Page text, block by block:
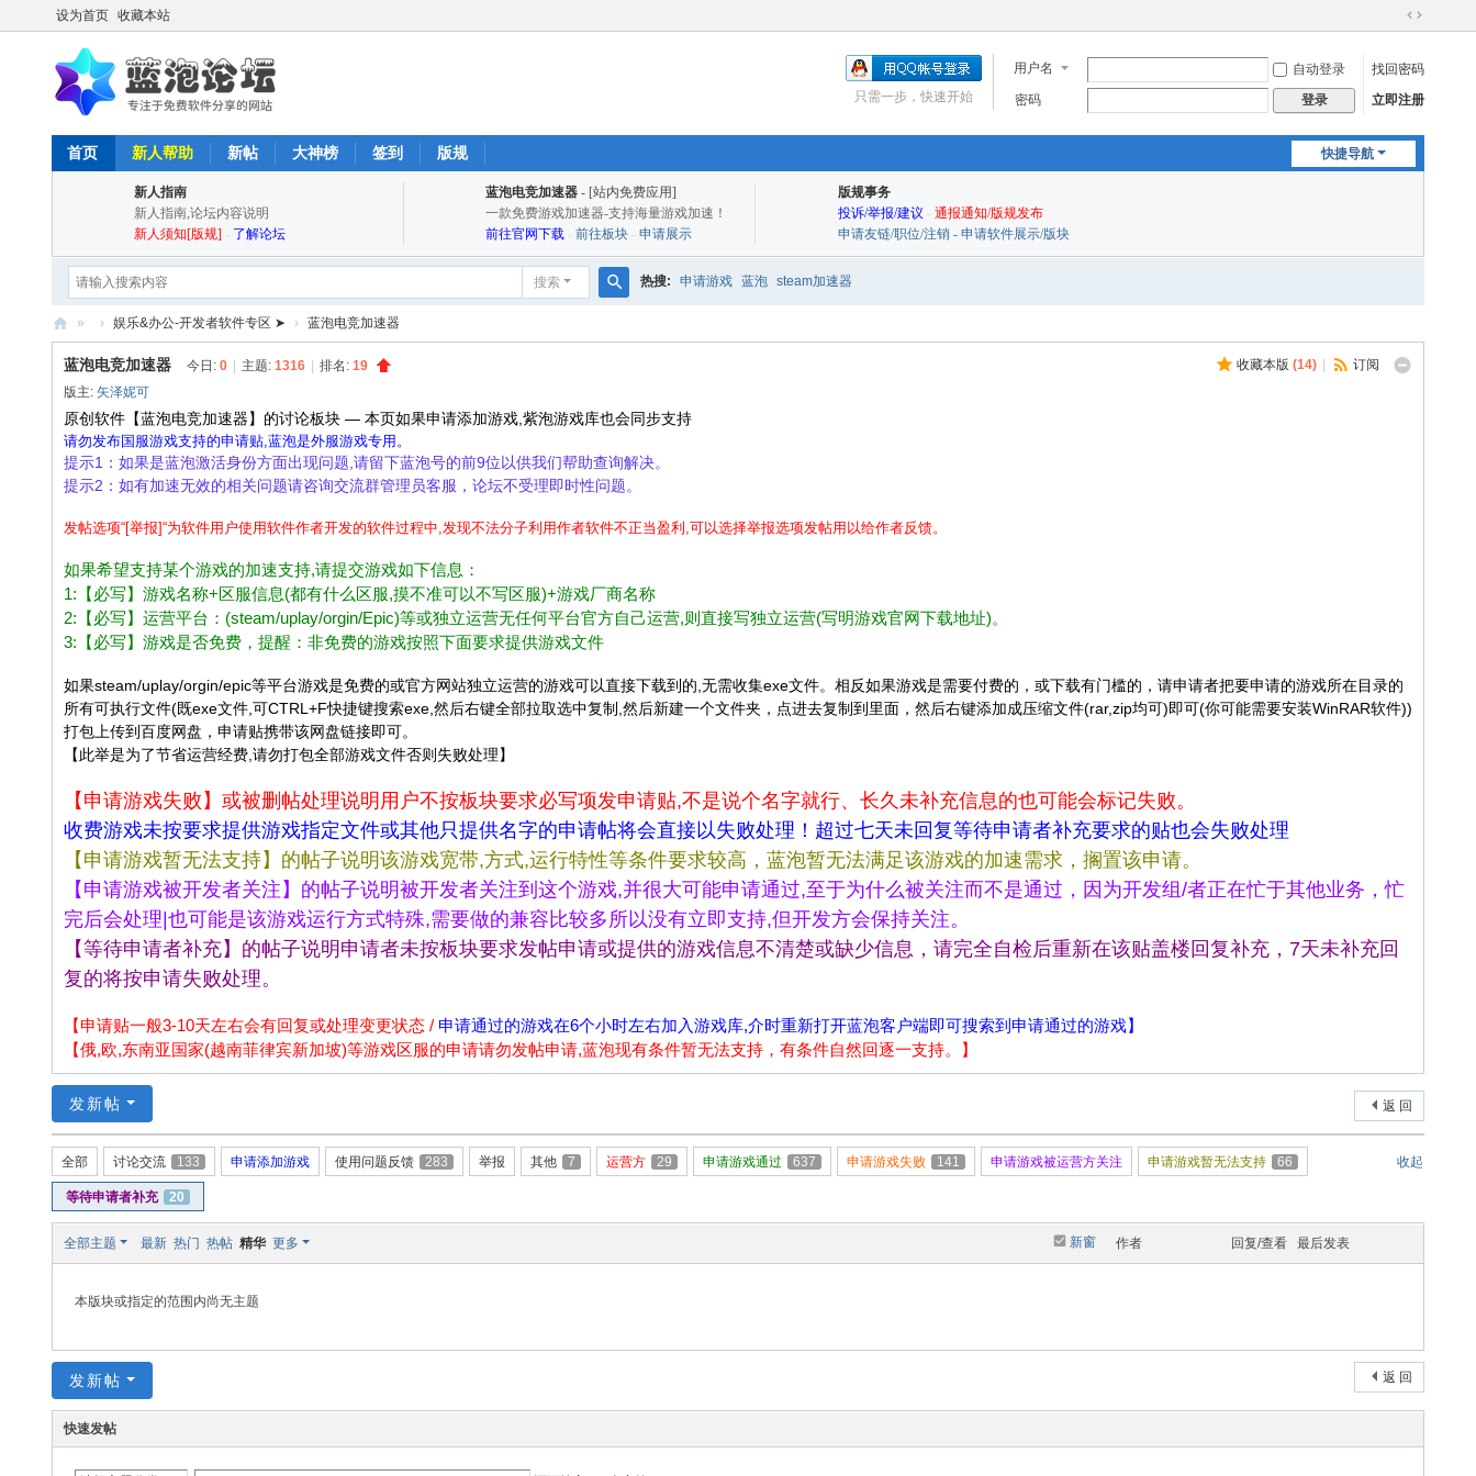
设为首页 收藏本站
切
到
宽
用户名 自动登录
找回密码
密码
登录 立即注册
只需一步，快速开始
快捷导航
首页 新人帮助 新帖 大神榜 签到 版规
新人指南
新人指南,论坛内容说明
新人须知[版规] - 了解论坛
蓝泡电竞加速器 - [站内免费应用]
一款免费游戏加速器-支持海量游戏加速！
前往官网下载 - 前往板块 - 申请展示
版规事务
投诉/举报/建议 - 通报通知/版规发布
申请友链/职位/注销 - 申请软件展示/版块
搜索
索
热搜: 申请游戏 蓝泡 steam加速器
蓝
泡
论
坛
娱
乐
软
学
习
论
bs
np
et
» › 娱乐&办公-开发者软件专区 ➤ › 蓝泡电竞加速器
收藏本版 (14) 订阅
蓝泡电竞加速器 今日: 0 主题: 1316 排名: 19
版主: 矢泽妮可
原创软件【蓝泡电竞加速器】的讨论板块 — 本页如果申请添加游戏,紫泡游戏库也会同步支持
请勿发布国服游戏支持的申请贴,蓝泡是外服游戏专用。
提示1：如果是蓝泡激活身份方面出现问题,请留下蓝泡号的前9位以供我们帮助查询解决。
提示2：如有加速无效的相关问题请咨询交流群管理员客服，论坛不受理即时性问题。
发帖选项“[举报]“为软件用户使用软件作者开发的软件过程中,发现不法分子利用作者软件不正当盈利,可以选择举报选项发帖用以给作者反馈。
如果希望支持某个游戏的加速支持,请提交游戏如下信息：
1:【必写】游戏名称+区服信息(都有什么区服,摸不准可以不写区服)+游戏厂商名称
2:【必写】运营平台：(steam/uplay/orgin/Epic)等或独立运营无任何平台官方自己运营,则直接写独立运营(写明游戏官网下载地址)。
3:【必写】游戏是否免费，提醒：非免费的游戏按照下面要求提供游戏文件
如果steam/uplay/orgin/epic等平台游戏是免费的或官方网站独立运营的游戏可以直接下载到的,无需收集exe文件。相反如果游戏是需要付费的，或下载有门槛的，请申请者把要申请的游戏所在目录的
所有可执行文件(既exe文件,可CTRL+F快捷键搜索exe,然后右键全部拉取选中复制,然后新建一个文件夹，点进去复制到里面，然后右键添加成压缩文件(rar,zip均可)即可(你可能需要安装WinRAR软件))
打包上传到百度网盘，申请贴携带该网盘链接即可。
【此举是为了节省运营经费,请勿打包全部游戏文件否则失败处理】
【申请游戏失败】或被删帖处理说明用户不按板块要求必写项发申请贴,不是说个名字就行、长久未补充信息的也可能会标记失败。
收费游戏未按要求提供游戏指定文件或其他只提供名字的申请帖将会直接以失败处理！超过七天未回复等待申请者补充要求的贴也会失败处理
【申请游戏暂无法支持】的帖子说明该游戏宽带,方式,运行特性等条件要求较高，蓝泡暂无法满足该游戏的加速需求，搁置该申请。
【申请游戏被开发者关注】的帖子说明被开发者关注到这个游戏,并很大可能申请通过,至于为什么被关注而不是通过，因为开发组/者正在忙于其他业务，忙
完后会处理|也可能是该游戏运行方式特殊,需要做的兼容比较多所以没有立即支持,但开发方会保持关注。
【等待申请者补充】的帖子说明申请者未按板块要求发帖申请或提供的游戏信息不清楚或缺少信息，请完全自检后重新在该贴盖楼回复补充，7天未补充回
复的将按申请失败处理。
【申请贴一般3-10天左右会有回复或处理变更状态 / 申请通过的游戏在6个小时左右加入游戏库,介时重新打开蓝泡客户端即可搜索到申请通过的游戏】
【俄,欧,东南亚国家(越南菲律宾新加坡)等游戏区服的申请请勿发帖申请,蓝泡现有条件暂无法支持，有条件自然回逐一支持。】
返 回
发新帖
收起
全部 讨论交流 133 申请添加游戏 使用问题反馈 283 举报 其他 7 运营方 29 申请游戏通过 637 申请游戏失败 141 申请游戏被运营方关注 申请游戏暂无法支持 66
等待申请者补充 20
新窗
全部主题 最新 热门 热帖 精华 更多 作者 回复/查看 最后发表
本版块或指定的范围内尚无主题
返 回
发新帖
快速发帖